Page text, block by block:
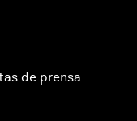
de prensa